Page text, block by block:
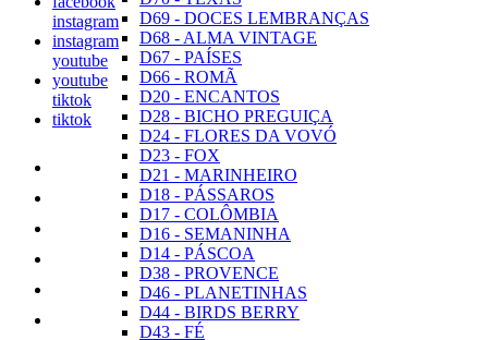
D69 - DOCES LEMBRANÇAS
D68 - ALMA VINTAGE
D67 - PAÍSES
D66 - ROMÃ
D20 - ENCANTOS
D28 - BICHO PREGUIÇA
D24 - FLORES DA VOVÓ
D23 - FOX
D21 - MARINHEIRO
D18 - PÁSSAROS
D17 - COLÔMBIA
D16 - SEMANINHA
D14 - PÁSCOA
D38 - PROVENCE
D46 - PLANETINHAS
D44 - BIRDS BERRY
D43 - FÉ
instagram
instagram
youtube
youtube
tiktok
tiktok